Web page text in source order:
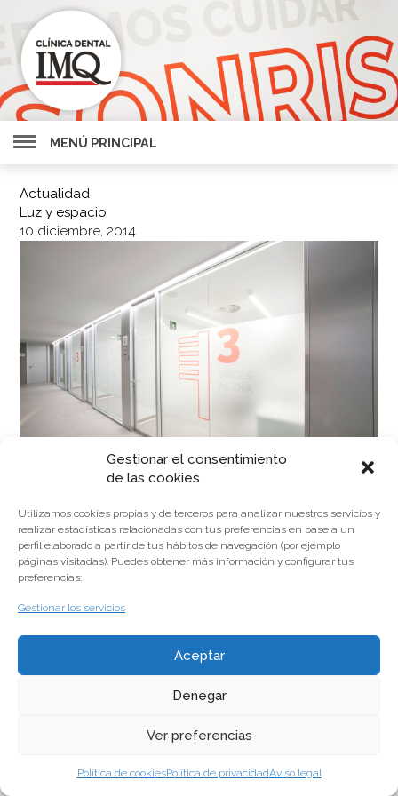
Gestionar el consentimiento
de las cookies
Utilizamos cookies propias y de terceros para analizar nuestros servicios y
realizar estadísticas relacionadas con tus preferencias en base a un
perfil elaborado a partir de tus hábitos de navegación (por ejemplo
páginas visitadas). Puedes obtener más información y configurar tus
preferencias:
Gestionar los servicios
Aceptar
Denegar
Ver preferencias
Política de cookiesPolítica de privacidadAviso legal
MENÚ PRINCIPAL
Actualidad
Luz y espacio
10 diciembre, 2014
Las consultas son espacios amplios y luminosos para
una mejor atención del paciente.
Política de privacidad